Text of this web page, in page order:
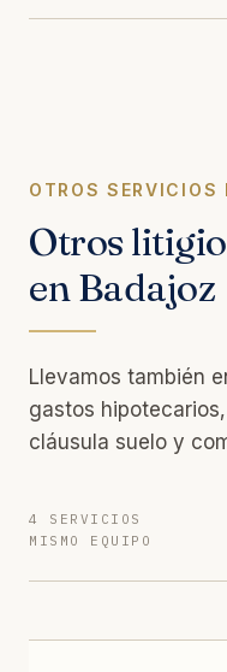
OTROS SERVICIOS
Otros
en Badajoz
Llevamos también
gastos
cláusula suelo y
4 SERVICIOS
MISMO EQUIPO